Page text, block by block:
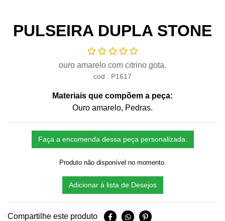
PULSEIRA DUPLA STONE
ouro amarelo com citrino gota.
cod.: P1617
Materiais que compõem a peça:
Ouro amarelo, Pedras.
Faça a encomenda dessa peça personalizada.
Produto não disponível no momento.
Adicionar à lista de Desejos
Compartilhe este produto